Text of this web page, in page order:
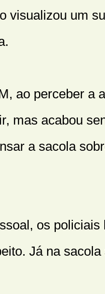
visualizou um
ao perceber a
mas acabou
a sacola
os
Já na